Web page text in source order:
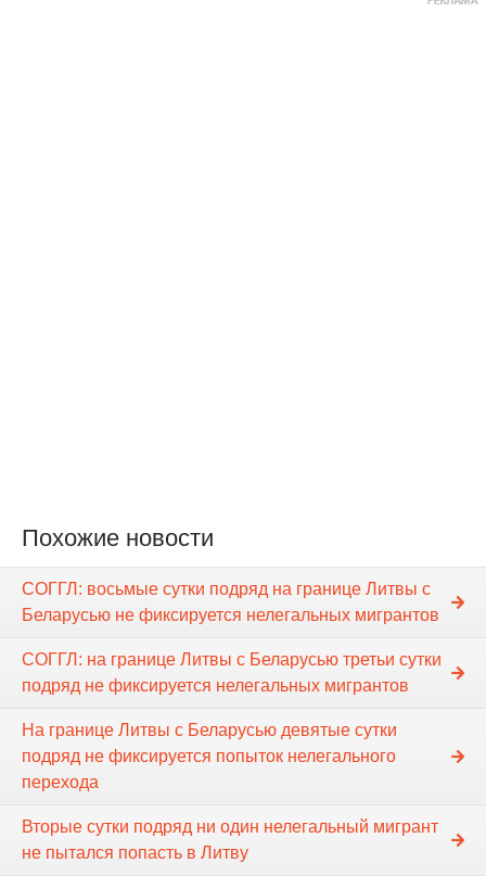
Похожие новости
СОГГЛ: восьмые сутки подряд на границе Литвы с
Беларусью не фиксируется нелегальных мигрантов
СОГГЛ: на границе Литвы с Беларусью третьи сутки
подряд не фиксируется нелегальных мигрантов
На границе Литвы с Беларусью девятые сутки
подряд не фиксируется попыток нелегального
перехода
Вторые сутки подряд ни один нелегальный мигрант
не пытался попасть в Литву